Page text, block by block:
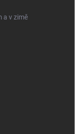
a v zimě